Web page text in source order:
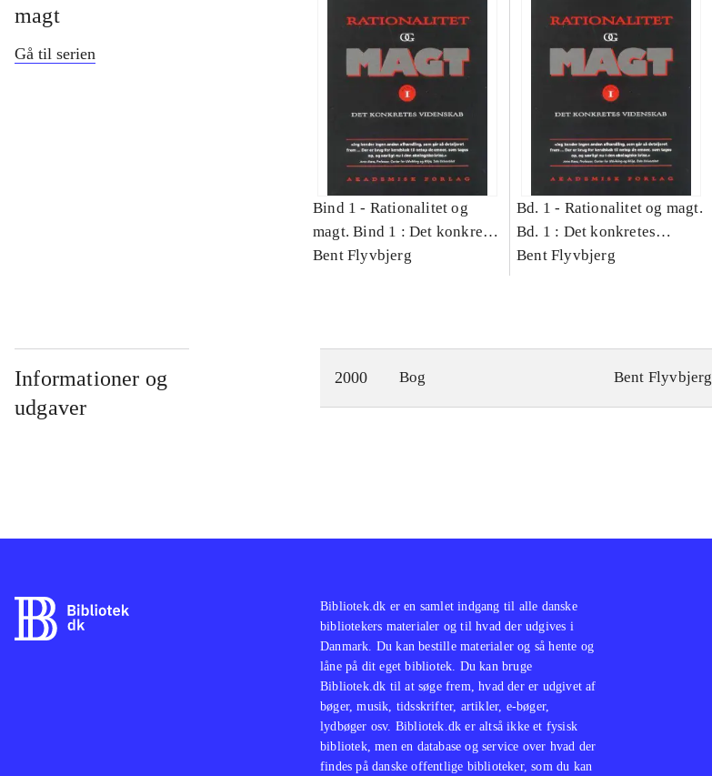
magt
Gå til serien
Bind 1 - Rationalitet og
magt. Bind 1 : Det konkretes
videnskab
Bent Flyvbjerg
Bd. 1 - Rationalitet og magt.
Bd. 1 : Det konkretes
videnskab
Bent Flyvbjerg
Informationer og
udgaver
2000 Bog Bent Flyvbjerg
Bibliotek.dk er en samlet indgang til alle danske
bibliotekers materialer og til hvad der udgives i
Danmark. Du kan bestille materialer og så hente og
låne på dit eget bibliotek. Du kan bruge
Bibliotek.dk til at søge frem, hvad der er udgivet af
bøger, musik, tidsskrifter, artikler, e-bøger,
lydbøger osv. Bibliotek.dk er altså ikke et fysisk
bibliotek, men en database og service over hvad der
findes på danske offentlige biblioteker, som du kan